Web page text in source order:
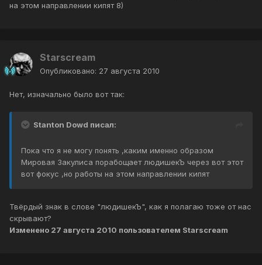
на этом направлении кипят 8)
Starscream
Опубликовано: 27 августа 2010
Нет, изначально было вот так:
Stanton Dowd писал:
Пока что я не могу понять ,каким именно образом
Мировая Закулиса порабощает людишекЪ через вот этот
вот фокус ,но работы на этом направлении кипят
Твёрдый знак в слове "людишекЪ", как я полагаю тоже от нас
скрывают?
Изменено 27 августа 2010 пользователем Starscream